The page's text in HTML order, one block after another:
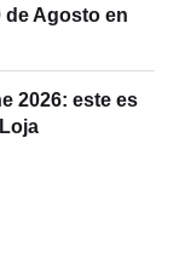
de Agosto en
2026: este es